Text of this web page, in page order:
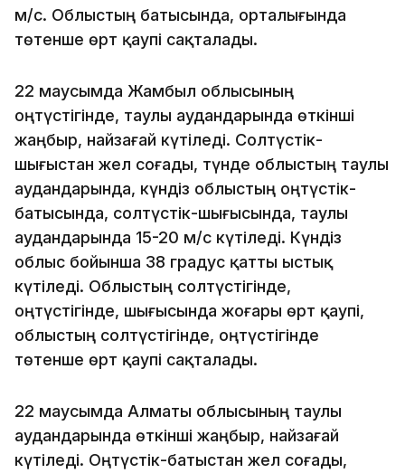
м/с. Облыстың батысында, орталығында
төтенше өрт қаупі сақталады.
22 маусымда Жамбыл облысының
оңтүстігінде, таулы аудандарында өткінші
жаңбыр, найзағай күтіледі. Солтүстік-
шығыстан жел соғады, түнде облыстың таулы
аудандарында, күндіз облыстың оңтүстік-
батысында, солтүстік-шығысында, таулы
аудандарында 15-20 м/с күтіледі. Күндіз
облыс бойынша 38 градус қатты ыстық
күтіледі. Облыстың солтүстігінде,
оңтүстігінде, шығысында жоғары өрт қаупі,
облыстың солтүстігінде, оңтүстігінде
төтенше өрт қаупі сақталады.
22 маусымда Алматы облысының таулы
аудандарында өткінші жаңбыр, найзағай
күтіледі. Оңтүстік-батыстан жел соғады,